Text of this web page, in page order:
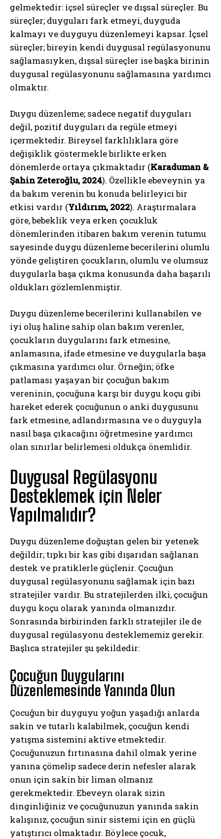
gelmektedir: içsel süreçler ve dışsal süreçler. Bu
süreçler; duyguları fark etmeyi, duyguda
kalmayı ve duyguyu düzenlemeyi kapsar. İçsel
süreçler; bireyin kendi duygusal regülasyonunu
sağlamasıyken, dışsal süreçler ise başka birinin
duygusal regülasyonunu sağlamasına yardımcı
olmaktır.
Duygu düzenleme; sadece negatif duyguları
değil, pozitif duyguları da regüle etmeyi
içermektedir. Bireysel farklılıklara göre
değişiklik göstermekle birlikte erken
dönemlerde ortaya çıkmaktadır (Karaduman &
Şahin Zeteroğlu, 2024). Özellikle ebeveynin ya
da bakım verenin bu konuda belirleyici bir
etkisi vardır (Yıldırım, 2022). Araştırmalara
göre, bebeklik veya erken çocukluk
dönemlerinden itibaren bakım verenin tutumu
sayesinde duygu düzenleme becerilerini olumlu
yönde geliştiren çocukların, olumlu ve olumsuz
duygularla başa çıkma konusunda daha başarılı
oldukları gözlemlenmiştir.
Duygu düzenleme becerilerini kullanabilen ve
iyi oluş haline sahip olan bakım verenler,
çocukların duygularını fark etmesine,
anlamasına, ifade etmesine ve duygularla başa
çıkmasına yardımcı olur. Örneğin; öfke
patlaması yaşayan bir çocuğun bakım
vereninin, çocuğuna karşı bir duygu koçu gibi
hareket ederek çocuğunun o anki duygusunu
fark etmesine, adlandırmasına ve o duyguyla
nasıl başa çıkacağını öğretmesine yardımcı
olan sınırlar belirlemesi oldukça önemlidir.
Duygusal Regülasyonu
Desteklemek için Neler
Yapılmalıdır?
Duygu düzenleme doğuştan gelen bir yetenek
değildir; tıpkı bir kas gibi dışarıdan sağlanan
destek ve pratiklerle güçlenir. Çocuğun
duygusal regülasyonunu sağlamak için bazı
stratejiler vardır. Bu stratejilerden ilki, çocuğun
duygu koçu olarak yanında olmanızdır.
Sonrasında birbirinden farklı stratejiler ile de
duygusal regülasyonu desteklememiz gerekir.
Başlıca stratejiler şu şekildedir:
Çocuğun Duygularını
Düzenlemesinde Yanında Olun
Çocuğun bir duyguyu yoğun yaşadığı anlarda
sakin ve tutarlı kalabilmek, çocuğun kendi
yatışma sistemini aktive etmektedir.
Çocuğunuzun fırtınasına dahil olmak yerine
yanına çömelip sadece derin nefesler alarak
onun için sakin bir liman olmanız
gerekmektedir. Ebeveyn olarak sizin
dinginliğiniz ve çocuğunuzun yanında sakin
kalışınız, çocuğun sinir sistemi için en güçlü
yatıştırıcı olmaktadır. Böylece çocuk,